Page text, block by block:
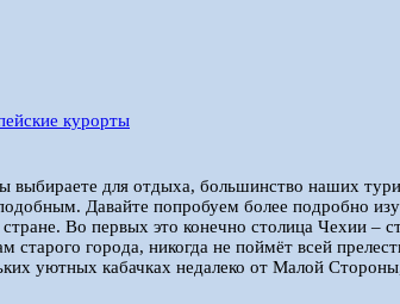
курорты
выбираете для отдыха, большинство наших
Давайте попробуем более подробно
Во первых это конечно столица Чехии –
города, никогда не поймёт всей
уютных кабачках недалеко от Малой